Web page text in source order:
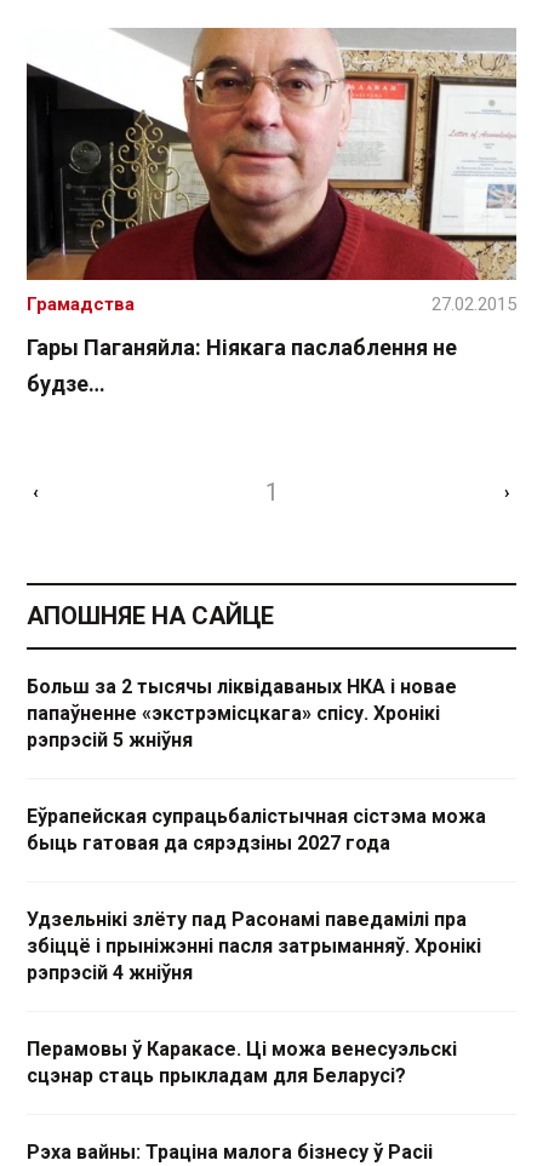
Гары Паганяйла: Ніякага паслаблення не
будзе…
Грамадства 27.02.2015
‹ 1 ›
АПОШНЯЕ НА САЙЦЕ
Больш за 2 тысячы ліквідаваных НКА і новае
папаўненне «экстрэмісцкага» спісу. Хронікі
рэпрэсій 5 жніўня
Еўрапейская супрацьбалістычная сістэма можа
быць гатовая да сярэдзіны 2027 года
Удзельнікі злёту пад Расонамі паведамілі пра
збіццё і прыніжэнні пасля затрыманняў. Хронікі
рэпрэсій 4 жніўня
Перамовы ў Каракасе. Ці можа венесуэльскі
сцэнар стаць прыкладам для Беларусі?
Рэха вайны: Траціна малога бізнесу ў Расіі